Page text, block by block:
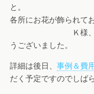
と。
各所にお花が飾ら
Ｋ様、撮影に
うございました。
詳細は後日、 事例＆費用
だく予定ですのでしば